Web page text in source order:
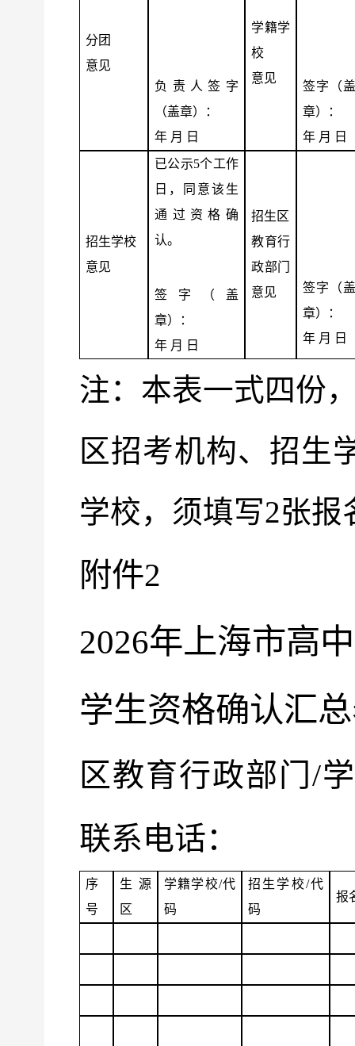
分团
意见
负责人签字
（盖章）：
年 月 日
学籍学
校
意见
签字（盖
章）：
年 月 日
招生学校
意见
已公示5个工作
日，同意该生
通过资格确
认。
签字（盖
章）：
年 月 日
招生区
教育行
政部门
意见
签字（盖
章）：
年 月 日
注：本表一式四份
区招考机构、招生
学校，须填写2张报
附件2
2026年上海市高
学生资格确认汇
区教育行政部门/
联系电话：
序
号
生源
区
学籍学校/代
码
招生学校/代
码
报